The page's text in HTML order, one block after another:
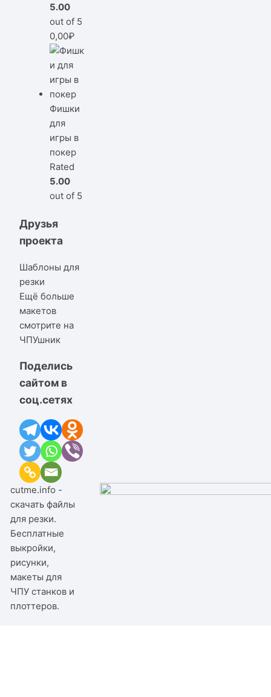
5.00
out of 5
0,00₽
Фишки
для
игры в
покер
Rated
5.00
out of 5
Друзья
проекта
Шаблоны для
резки
Ещё больше
макетов
смотрите на
ЧПУшник
Поделись
сайтом в
соц.сетях
cutme.info -
скачать файлы
для резки.
Бесплатные
выкройки,
рисунки,
макеты для
ЧПУ станков и
плоттеров.